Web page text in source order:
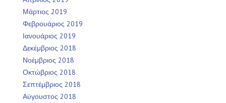
Μάρτιος 2019
Φεβρουάριος 2019
Ιανουάριος 2019
Δεκέμβριος 2018
Νοέμβριος 2018
Οκτώβριος 2018
Σεπτέμβριος 2018
Αύγουστος 2018